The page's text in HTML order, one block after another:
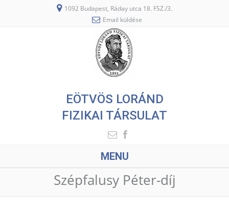
1092 Budapest, Ráday utca 18. FSZ./3.
Email küldése
EÖTVÖS LORÁND
FIZIKAI TÁRSULAT
MENU
Szépfalusy Péter-díj